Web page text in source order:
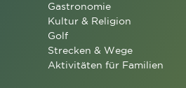
Gastronomie
Kultur & Religion
Golf
Strecken & Wege
Aktivitäten für Familien